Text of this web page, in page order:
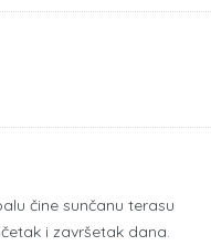
čine sunčanu terasu
i završetak dana.